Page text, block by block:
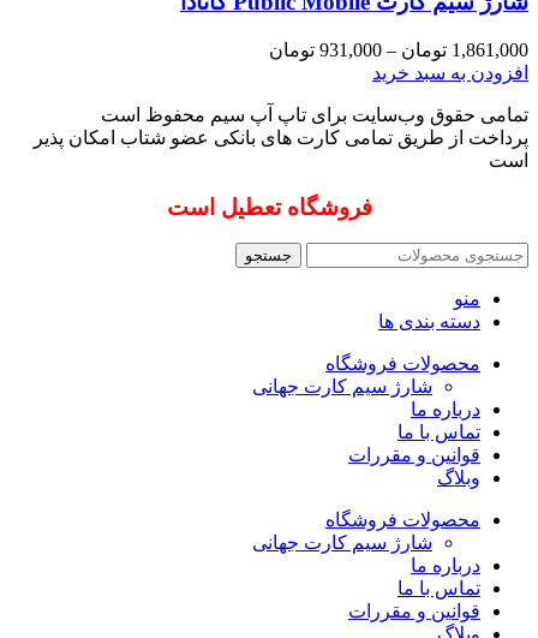
محصول
انتخاب
شوند
باشد.
ممکن
است
محصول
انتخاب
شوند
1,861,000 تومان –
931,000 تومان
through
1,861,000 تومان
افزودن به سبد خرید
دارای
انواع
باشد.
محصول
انتخاب
تمامی حقوق وب‌سایت برای تاپ آپ سیم محفوظ است
پرداخت از طریق تمامی کارت های بانکی عضو شتاب امکان پذیر
است
فروشگاه تعطیل است
جستجو
منو
دسته بندی ها
محصولات فروشگاه
شارژ سیم کارت جهانی
درباره ما
تماس با ما
قوانین و مقررات
وبلاگ
محصولات فروشگاه
شارژ سیم کارت جهانی
درباره ما
تماس با ما
قوانین و مقررات